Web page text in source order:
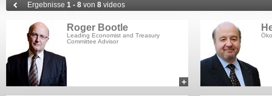
Ergebnisse 1 - 8 von 8 videos
Roger Bootle
Leading Economist and Treasury
Committee Advisor
+